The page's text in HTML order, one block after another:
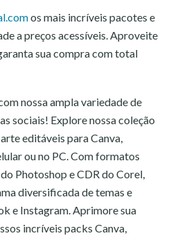
os mais incríveis pacotes e
a preços acessíveis. Aproveite
sua compra com total
nossa ampla variedade de
sociais! Explore nossa coleção
editáveis para Canva,
ou no PC. Com formatos
Photoshop e CDR do Corel,
diversificada de temas e
e Instagram. Aprimore sua
incríveis packs Canva,